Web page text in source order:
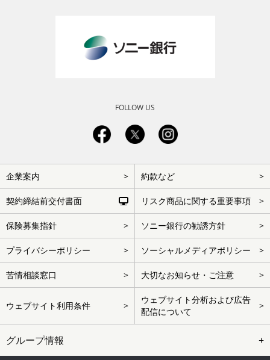
FOLLOW US
フ
ス
プ
企業案内 約款など
契約締結前交付書面 リスク商品に関する重要事項
保険募集指針 ソニー銀行の勧誘方針
プライバシーポリシー ソーシャルメディアポリシー
苦情相談窓口 大切なお知らせ・ご注意
ウェブサイト利用条件
ウェブサイト分析および広告
配信について
グループ情報